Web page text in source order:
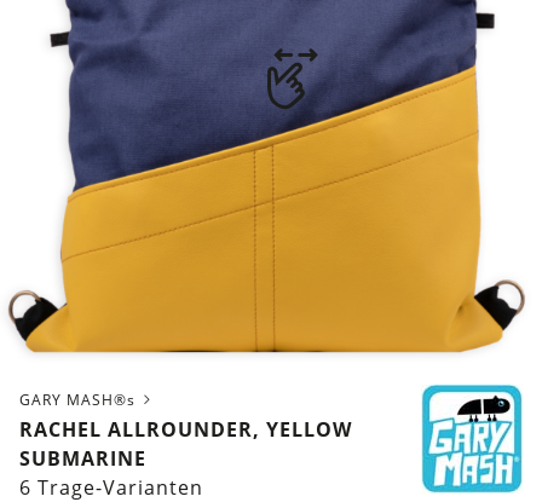
GARY MASH®s
RACHEL ALLROUNDER, YELLOW
SUBMARINE
6 Trage-Varianten